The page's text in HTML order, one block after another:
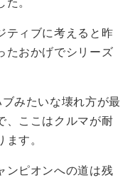
ティブに考えると昨
たおかげでシリーズ
みたいな壊れ方が最
、ここはクルマが耐
す。
ンピオンへの道は残